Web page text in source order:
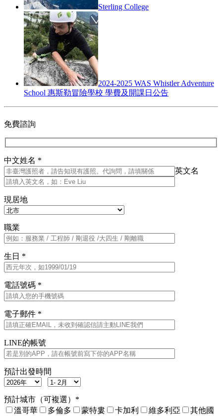
Sterling College
2024-2025 WAS Whistler Adventure
School 惠斯勒冒險學校 學費及開課日公告
免費諮詢
中文姓名 *
英文名
現居地
職業
生日 *
電話號碼 *
電子郵件 *
LINE的帳號
預計出發時間
預計城市（可複選）*
溫哥華
多倫多 蒙特婁 卡加利 維多利亞
其他國